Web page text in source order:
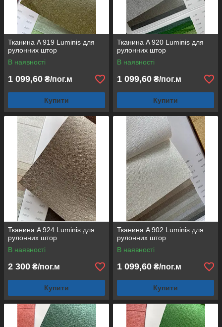
Тканина A 919 Luminis для
рулонних штор
В наявності
1 099,60 ₴/пог.м
Купити
Тканина A 920 Luminis для
рулонних штор
В наявності
1 099,60 ₴/пог.м
Купити
Тканина A 924 Luminis для
рулонних штор
В наявності
2 300 ₴/пог.м
Купити
Тканина A 902 Luminis для
рулонних штор
В наявності
1 099,60 ₴/пог.м
Купити